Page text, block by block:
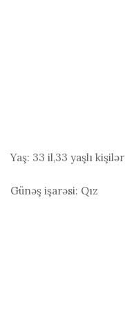
Yaş: 33 il,33 yaşlı kişilər
Günəş işarəsi: Qız